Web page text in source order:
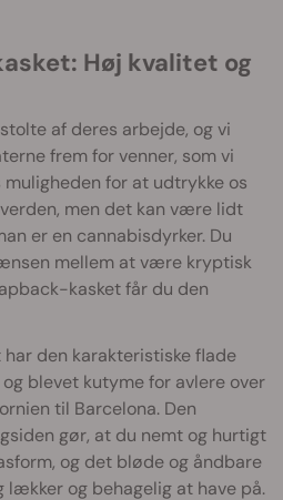
Høj kvalitet og
af deres arbejde, og vi
frem for venner, som vi
muligheden for at udtrykke os
men det kan være lidt
er en cannabisdyrker. Du
mellem at være kryptisk
kasket får du den
den karakteristiske flade
blevet kutyme for avlere over
til Barcelona. Den
gør, at du nemt og hurtigt
og det bløde og åndbare
og behagelig at have på.